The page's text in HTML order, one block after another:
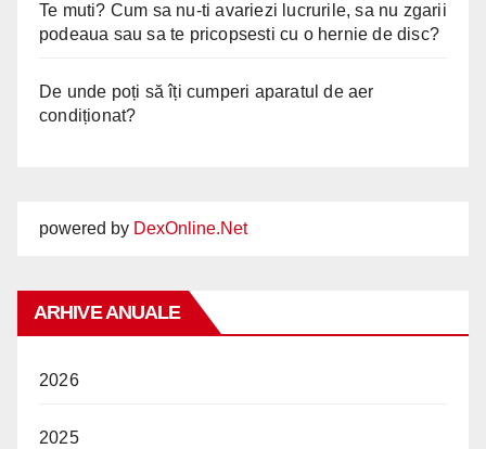
Te muti? Cum sa nu-ti avariezi lucrurile, sa nu zgarii
podeaua sau sa te pricopsesti cu o hernie de disc?
De unde poți să îți cumperi aparatul de aer
condiționat?
powered by DexOnline.Net
ARHIVE ANUALE
2026
2025